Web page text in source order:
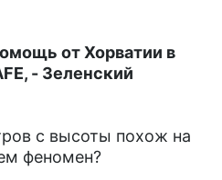
от Хорватии в
- Зеленский
с высоты похож на
феномен?